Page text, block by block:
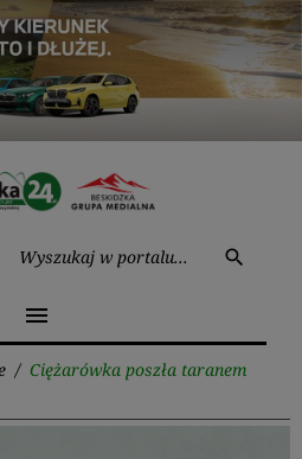
search
menu
/ Ciężarówka poszła taranem